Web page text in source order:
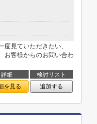
見ていただきたい、
お客様からのお問い合わ
詳細
検討リスト
を見る 追加する